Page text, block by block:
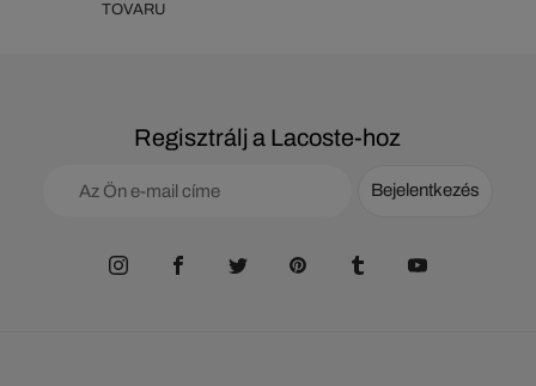
TOVARU
Regisztrálj a Lacoste-hoz
Bejelentkezés